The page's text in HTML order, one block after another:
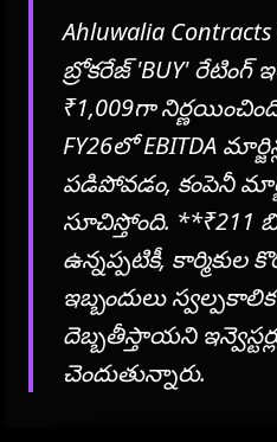
Ahluwalia Contracts
బ్రోకరేజ్ 'BUY' రేటింగ్
₹1,009గా
FY26లో EBITDA
పడిపోవడం, కంపెనీ
సూచిస్తోంది. **₹211
ఉన్నప్పటికీ,
ఇబ్బందులు
దెబ్బతీస్తాయని
చెందుతున్నారు.